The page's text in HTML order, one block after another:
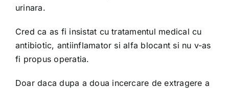
urinara.
Cred ca as fi insistat cu tratamentul medical cu
antibiotic, antiinflamator si alfa blocant si nu v-as
fi propus operatia.
Doar daca dupa a doua incercare de extragere a